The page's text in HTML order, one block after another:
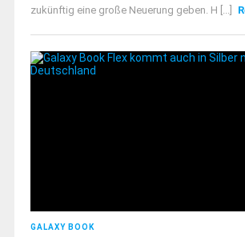
zukünftig eine große Neuerung geben. H [...]
GALAXY BOOK